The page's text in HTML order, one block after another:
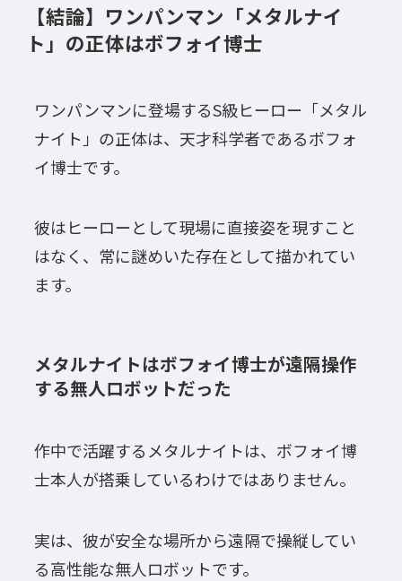
【結論】ワンパンマン「メタルナイ
ト」の正体はボフォイ博士
ワンパンマンに登場するS級ヒーロー「メタル
ナイト」の正体は、天才科学者であるボフォ
イ博士です。
彼はヒーローとして現場に直接姿を現すこと
はなく、常に謎めいた存在として描かれてい
ます。
メタルナイトはボフォイ博士が遠隔操作
する無人ロボットだった
作中で活躍するメタルナイトは、ボフォイ博
士本人が搭乗しているわけではありません。
実は、彼が安全な場所から遠隔で操縦してい
る高性能な無人ロボットです。